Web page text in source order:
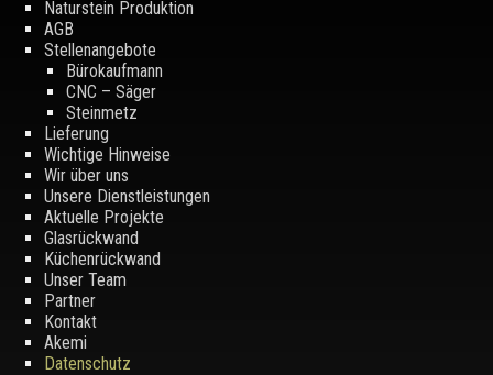
Naturstein Produktion
AGB
Stellenangebote
Bürokaufmann
CNC – Säger
Steinmetz
Lieferung
Wichtige Hinweise
Wir über uns
Unsere Dienstleistungen
Aktuelle Projekte
Glasrückwand
Küchenrückwand
Unser Team
Partner
Kontakt
Akemi
Datenschutz